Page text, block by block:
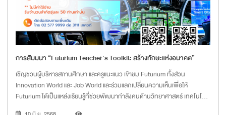
การสัมมนา “Futurium Teacher's Toolkit: สร้างทักษะแห่งอนาคต”
เชิญชวนผู้บริหารสถานศึกษา และครูแนะแนว เข้าชม Futurium ทั้งส่วน
Innovation World และ Job World และร่วมแลกเปลี่ยนความเห็นเพื่อให้
Futurium ได้เป็นแหล่งเรียนรู้ที่ช่วยพัฒนากำลังคนด้านวิทยาศาสตร์ เทคโนโลยี